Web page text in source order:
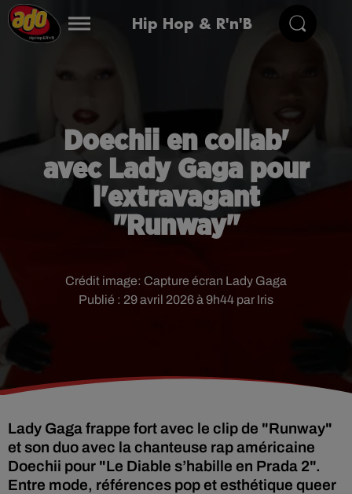
Hip Hop & R'n'B
Doechii en collab'
avec Lady Gaga pour
l'extravagant
"Runway"
Publié : 29 avril 2026 à 9h44 par Iris
Crédit image: Capture écran Lady Gaga
Lady Gaga frappe fort avec le clip de "Runway"
et son duo avec la chanteuse rap américaine
Doechii pour "Le Diable s’habille en Prada 2".
Entre mode, références pop et esthétique queer